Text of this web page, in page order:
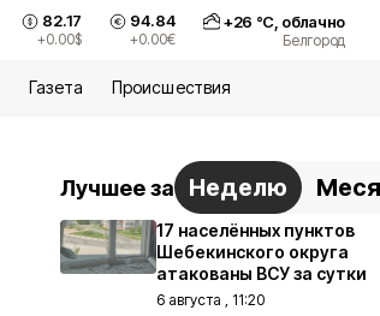
82.17
+0.00$
94.84
+0.00€
+26 °С, облачно
Белгород
Газета Происшествия
Лучшее за Неделю
17 населённых пунктов
Шебекинского округа
атакованы ВСУ за сутки
6 августа , 11:20